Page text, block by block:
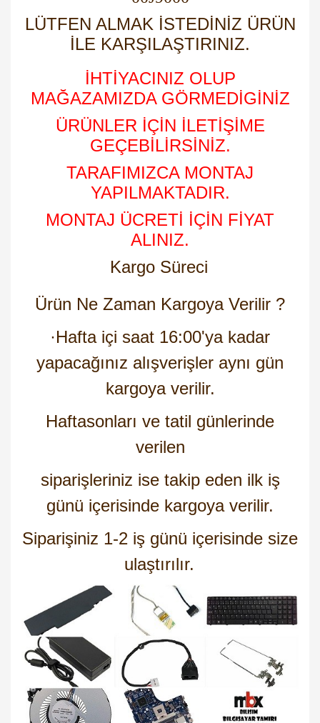
LÜTFEN ALMAK İSTEDİNİZ ÜRÜN
İLE KARŞILAŞTIRINIZ.
İHTİYACINIZ OLUP
MAĞAZAMIZDA GÖRMEDİGİNİZ
ÜRÜNLER İÇİN İLETİŞİME
GEÇEBİLİRSİNİZ.
TARAFIMIZCA MONTAJ
YAPILMAKTADIR.
MONTAJ ÜCRETİ İÇİN FİYAT
ALINIZ.
Kargo Süreci
Ürün Ne Zaman Kargoya Verilir ?
·Hafta içi saat 16:00'ya kadar
yapacağınız alışverişler aynı gün
kargoya verilir.
Haftasonları ve tatil günlerinde
verilen
siparişleriniz ise takip eden ilk iş
günü içerisinde kargoya verilir.
Siparişiniz 1-2 iş günü içerisinde size
ulaştırılır.